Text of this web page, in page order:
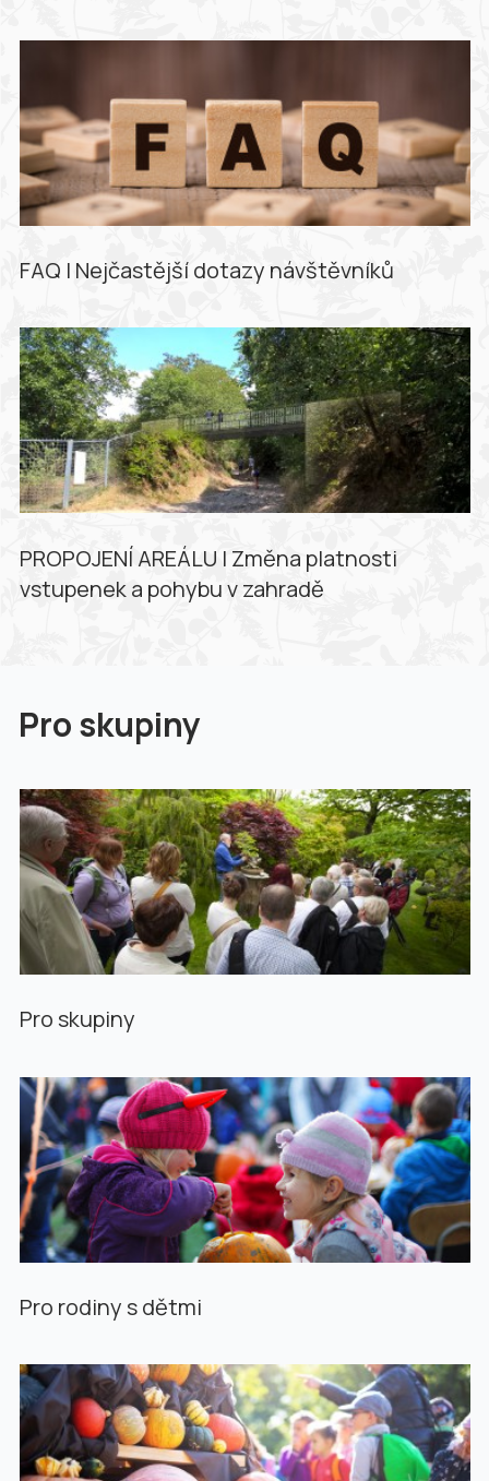
FAQ | Nejčastější dotazy návštěvníků
PROPOJENÍ AREÁLU | Změna platnosti
vstupenek a pohybu v zahradě
Pro skupiny
Pro skupiny
Pro rodiny s dětmi